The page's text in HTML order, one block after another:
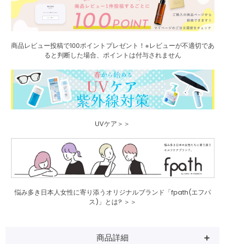
商品レビュー投稿で100ポイントプレゼント！※レビューが不適切であ
ると判断した場合、ポイントは付与されません
UVケア＞＞
悩み多き日本人女性に寄り添うオリジナルブランド「fpath(エフパ
ス)」とは? ＞＞
商品詳細